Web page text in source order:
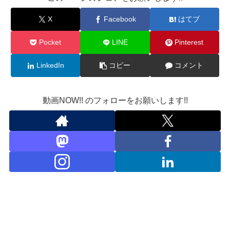
X Facebook はてブ
Pocket LINE Pinterest
LinkedIn コピー コメント
動画NOW!! のフォローをお願いします!!